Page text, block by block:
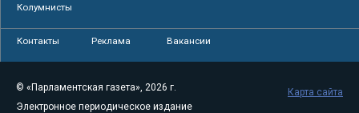
Колумнисты
Контакты Реклама Вакансии
© «Парламентская газета», 2026 г.
Электронное периодическое издание
Карта сайта